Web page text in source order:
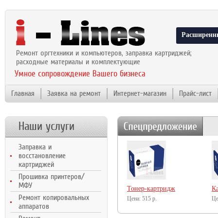
Ремонт оргтехники и компьютеров, заправка картриджей;
расходные материалы и комплектующие
Умное сопровождение Вашего бизнеса
Главная Заявка на ремонт Интернет-магазин Прайс-лист
Наши услуги
Заправка и
восстановление
картриджей
Прошивка принтеров/
МФУ
Ремонт копировальных
аппаратов
Тонер-картридж
NetProduct (N-
515 р.